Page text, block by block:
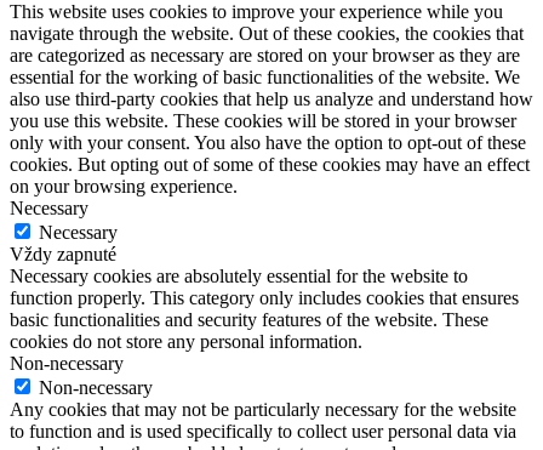
This website uses cookies to improve your experience while you
navigate through the website. Out of these cookies, the cookies that
are categorized as necessary are stored on your browser as they are
essential for the working of basic functionalities of the website. We
also use third-party cookies that help us analyze and understand how
you use this website. These cookies will be stored in your browser
only with your consent. You also have the option to opt-out of these
cookies. But opting out of some of these cookies may have an effect
on your browsing experience.
Necessary
Necessary
Vždy zapnuté
Necessary cookies are absolutely essential for the website to
function properly. This category only includes cookies that ensures
basic functionalities and security features of the website. These
cookies do not store any personal information.
Non-necessary
Non-necessary
Any cookies that may not be particularly necessary for the website
to function and is used specifically to collect user personal data via